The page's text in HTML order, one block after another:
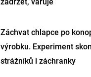
Záchvat chlapce po
výrobku. Experiment
strážníků i záchranky